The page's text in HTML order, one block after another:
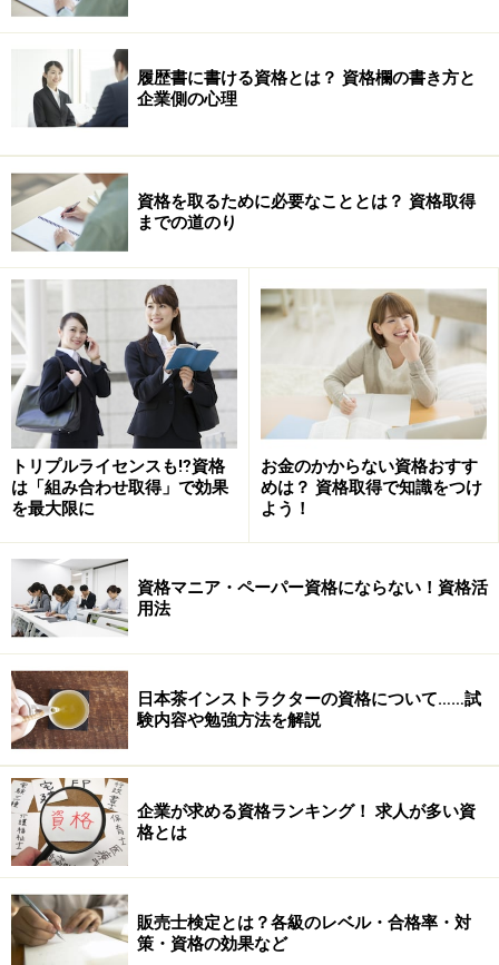
履歴書に書ける資格とは？ 資格欄の書き方と
企業側の心理
資格を取るために必要なこととは？ 資格取得
までの道のり
トリプルライセンスも⁉資格
は「組み合わせ取得」で効果
を最大限に
お金のかからない資格おすす
めは？ 資格取得で知識をつけ
よう！
資格マニア・ペーパー資格にならない！資格活
用法
日本茶インストラクターの資格について……試
験内容や勉強方法を解説
企業が求める資格ランキング！ 求人が多い資
格とは
販売士検定とは？各級のレベル・合格率・対
策・資格の効果など